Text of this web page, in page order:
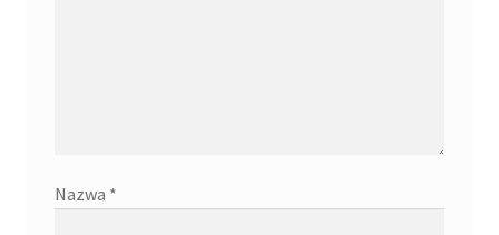
Nazwa *